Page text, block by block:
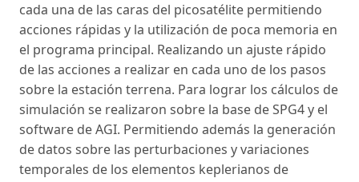
cada una de las caras del picosatélite permitiendo
acciones rápidas y la utilización de poca memoria en
el programa principal. Realizando un ajuste rápido
de las acciones a realizar en cada uno de los pasos
sobre la estación terrena. Para lograr los cálculos de
simulación se realizaron sobre la base de SPG4 y el
software de AGI. Permitiendo además la generación
de datos sobre las perturbaciones y variaciones
temporales de los elementos keplerianos de